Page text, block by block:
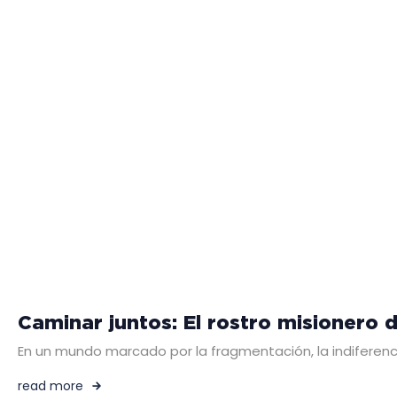
Caminar juntos: El rostro misionero
En un mundo marcado por la fragmentación, la
read more